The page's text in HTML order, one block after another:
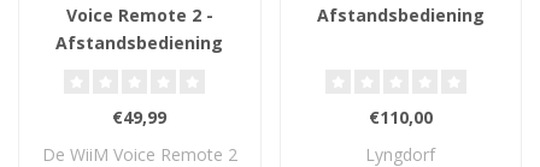
Voice Remote 2 -
Afstandsbediening
€49,99
De WiiM Voice Remote 2
Afstandsbediening
€110,00
Lyngdorf